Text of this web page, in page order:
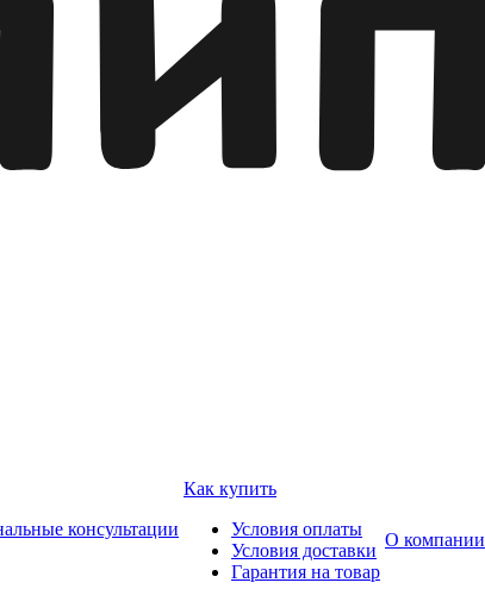
консультации
Как купить
Условия оплаты
Условия доставки
Гарантия на товар
О компании